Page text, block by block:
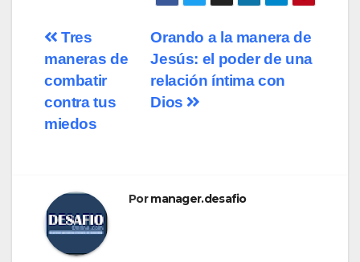
Navegación
de
entradas
Orando a la manera de
Jesús: el poder de una
relación íntima con
Dios
Tres
maneras de
combatir
contra tus
miedos
Pormanager.desafio